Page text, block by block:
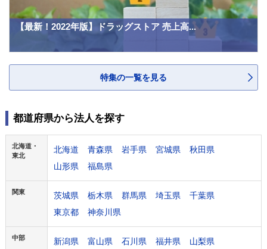
【最新！2022年版】ドラッグストア 売上高...
特集の一覧を見る
都道府県から法人を探す
北海道・
東北
北海道 青森県 岩手県 宮城県
秋田県
山形県
福島県
関東 茨城県 栃木県 群馬県 埼玉県
千葉県
東京都
神奈川県
中部 新潟県 富山県 石川県 福井県
山梨県